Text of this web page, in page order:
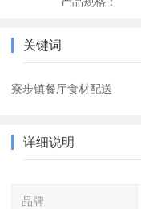
关键词
寮步镇餐厅食材配送
详细说明
品牌